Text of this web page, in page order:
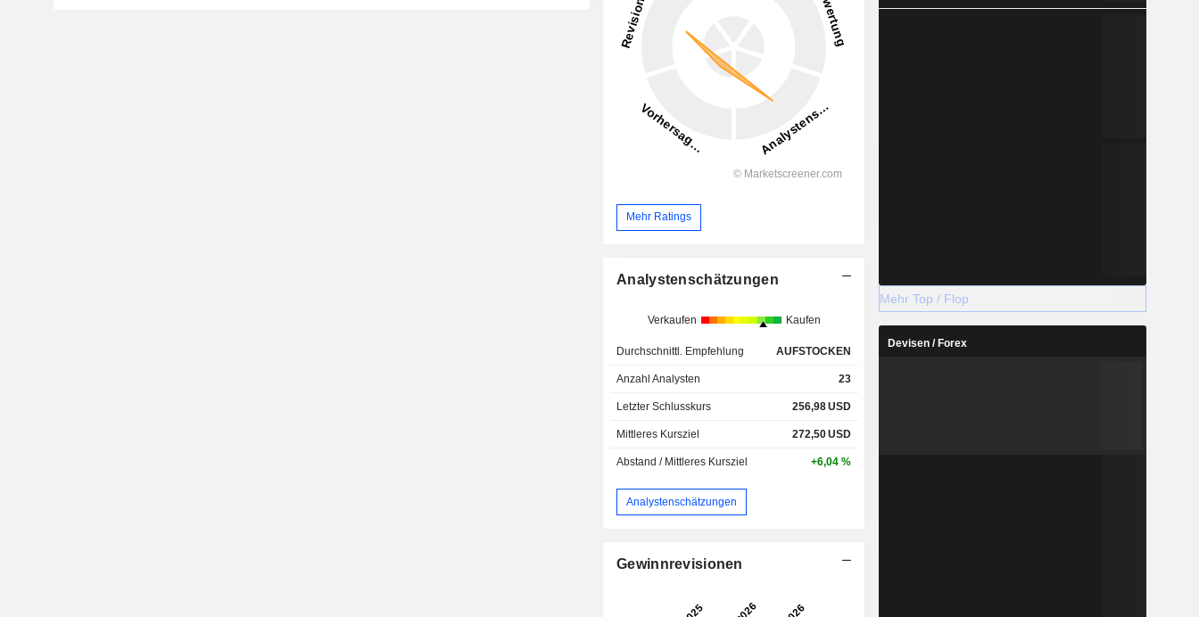
Mehr Ratings
Analystenschätzungen
Verkaufen Kaufen
Durchschnittl. Empfehlung AUFSTOCKEN
Anzahl Analysten 23
Letzter Schlusskurs 256,98USD
Mittleres Kursziel 272,50USD
Abstand / Mittleres Kursziel +6,04 %
Analystenschätzungen
Gewinnrevisionen
Mehr Top / Flop
Devisen / Forex